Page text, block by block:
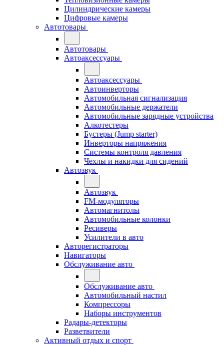
Цилиндрические камеры
Цифровые камеры
Автотовары
Автотовары
Автоаксессуары
Автоаксессуары
Автоинверторы
Автомобильная сигнализация
Автомобильные держатели
Автомобильные зарядные устройства
Алкотестеры
Бустеры (Jump starter)
Инверторы напряжения
Системы контроля давления
Чехлы и накидки для сидений
Автозвук
Автозвук
FM-модуляторы
Автомагнитолы
Автомобильные колонки
Ресиверы
Усилители в авто
Авторегистраторы
Навигаторы
Обслуживание авто
Обслуживание авто
Автомобильный настил
Компрессоры
Наборы инструментов
Радары-детекторы
Разветвители
Активный отдых и спорт